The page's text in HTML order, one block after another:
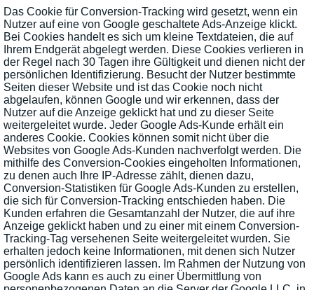
Das Cookie für Conversion-Tracking wird gesetzt, wenn ein
Nutzer auf eine von Google geschaltete Ads-Anzeige klickt.
Bei Cookies handelt es sich um kleine Textdateien, die auf
Ihrem Endgerät abgelegt werden. Diese Cookies verlieren in
der Regel nach 30 Tagen ihre Gültigkeit und dienen nicht der
persönlichen Identifizierung. Besucht der Nutzer bestimmte
Seiten dieser Website und ist das Cookie noch nicht
abgelaufen, können Google und wir erkennen, dass der
Nutzer auf die Anzeige geklickt hat und zu dieser Seite
weitergeleitet wurde. Jeder Google Ads-Kunde erhält ein
anderes Cookie. Cookies können somit nicht über die
Websites von Google Ads-Kunden nachverfolgt werden. Die
mithilfe des Conversion-Cookies eingeholten Informationen,
zu denen auch Ihre IP-Adresse zählt, dienen dazu,
Conversion-Statistiken für Google Ads-Kunden zu erstellen,
die sich für Conversion-Tracking entschieden haben. Die
Kunden erfahren die Gesamtanzahl der Nutzer, die auf ihre
Anzeige geklickt haben und zu einer mit einem Conversion-
Tracking-Tag versehenen Seite weitergeleitet wurden. Sie
erhalten jedoch keine Informationen, mit denen sich Nutzer
persönlich identifizieren lassen. Im Rahmen der Nutzung von
Google Ads kann es auch zu einer Übermittlung von